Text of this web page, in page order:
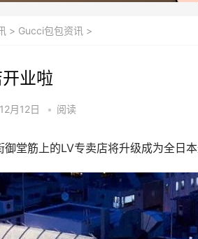
> Gucci包包资讯 >
业啦
月12日 • 阅读
堂筋上的LV专卖店将升级成为全日